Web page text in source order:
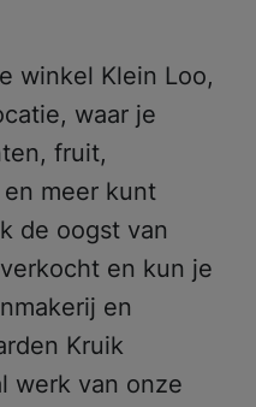
winkel Klein Loo,
waar je
fruit,
meer kunt
de oogst van
en kun je
en
Kruik
werk van onze